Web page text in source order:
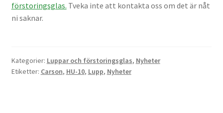
Luppar & Förstoringsglas
Studio & Ljuskontroll
förstoringsglas. Tveka inte att kontakta oss om det är nåt
ni saknar.
Kategorier: Luppar och förstoringsglas, Nyheter
Etiketter: Carson, HU-10, Lupp, Nyheter